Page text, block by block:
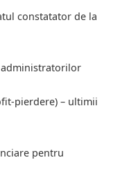
constatator de la
– ultimii
pentru